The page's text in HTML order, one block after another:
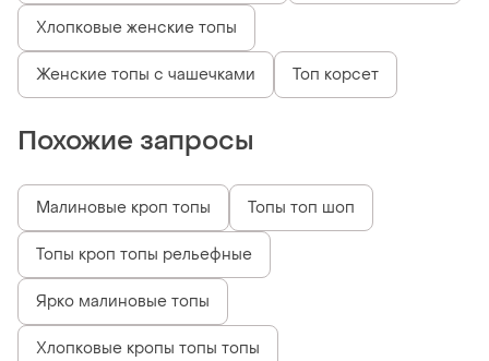
Хлопковые женские топы
Женские топы с чашечками Топ корсет
Похожие запросы
Малиновые кроп топы Топы топ шоп
Топы кроп топы рельефные
Ярко малиновые топы
Хлопковые кропы топы топы